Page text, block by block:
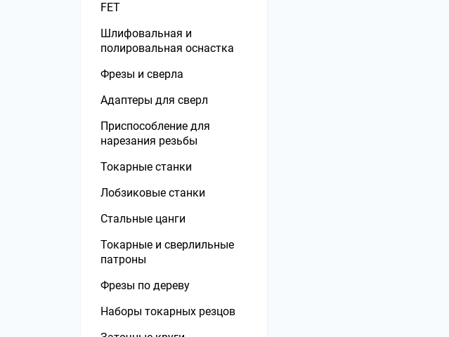
Шлифовальные станки
Верстаки, столы Wolfcraft
FET
Шлифовальная и
полировальная оснастка
Фрезы и сверла
Адаптеры для сверл
Приспособление для
нарезания резьбы
Токарные станки
Лобзиковые станки
Стальные цанги
Токарные и сверлильные
патроны
Фрезы по дереву
Наборы токарных резцов